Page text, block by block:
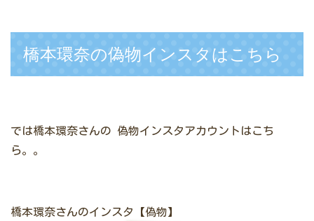
橋本環奈の偽物インスタはこちら
では橋本環奈さんの 偽物インスタアカウントはこち
ら。。
橋本環奈さんのインスタ【偽物】